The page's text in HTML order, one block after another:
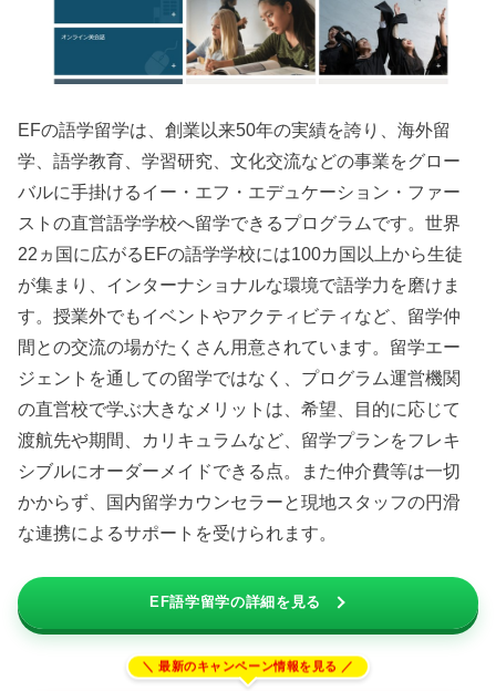
EFの語学留学は、創業以来50年の実績を誇り、海外留
学、語学教育、学習研究、文化交流などの事業をグロー
バルに手掛けるイー・エフ・エデュケーション・ファー
ストの直営語学学校へ留学できるプログラムです。世界
22ヵ国に広がるEFの語学学校には100カ国以上から生徒
が集まり、インターナショナルな環境で語学力を磨けま
す。授業外でもイベントやアクティビティなど、留学仲
間との交流の場がたくさん用意されています。留学エー
ジェントを通しての留学ではなく、プログラム運営機関
の直営校で学ぶ大きなメリットは、希望、目的に応じて
渡航先や期間、カリキュラムなど、留学プランをフレキ
シブルにオーダーメイドできる点。また仲介費等は一切
かからず、国内留学カウンセラーと現地スタッフの円滑
な連携によるサポートを受けられます。
EF語学留学の詳細を見る